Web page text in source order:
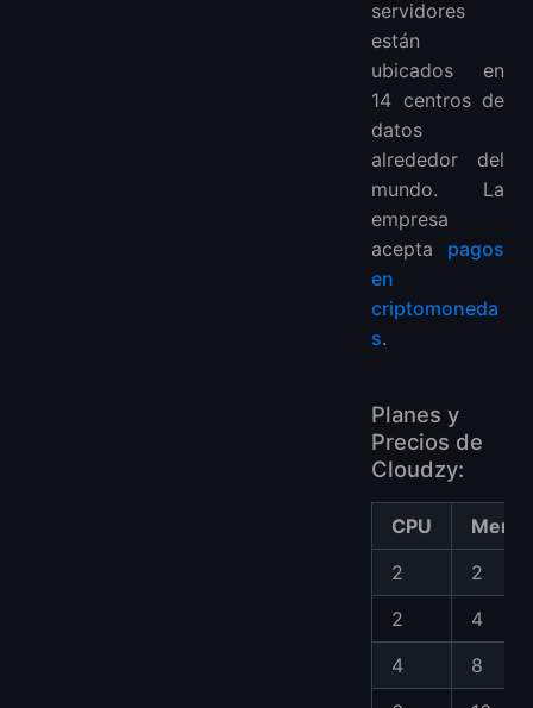
servidores
están
ubicados en
14 centros de
datos
alrededor del
mundo. La
empresa
acepta pagos
en
criptomoneda
s.
Planes y
Precios de
Cloudzy:
CPU
2
2
2
4
4
8